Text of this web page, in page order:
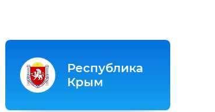
Республика
Крым